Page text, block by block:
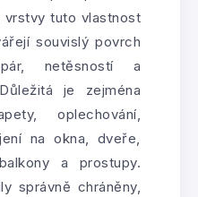
vrstvy tuto vlastnost
souvislý povrch
netěsností a
je zejména
oplechování,
na okna, dveře,
a prostupy.
správně chráněny,